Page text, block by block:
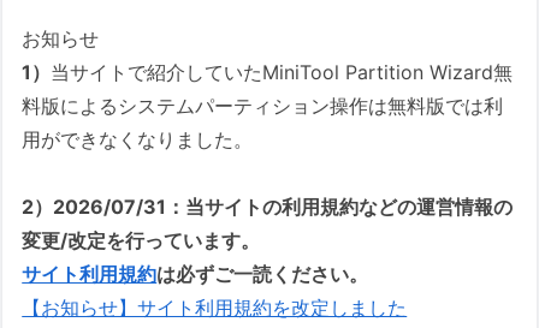
お知らせ
1） 当サイトで紹介していたMiniTool Partition Wizard無
料版によるシステムパーティション操作は無料版では利
用ができなくなりました。
2）2026/07/31：当サイトの利用規約などの運営情報の
変更/改定を行っています。
サイト利用規約は必ずご一読ください。
【お知らせ】サイト利用規約を改定しました